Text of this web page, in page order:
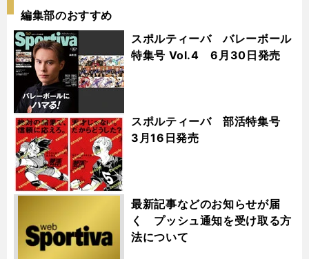
編集部のおすすめ
スポルティーバ バレーボール
特集号 Vol.4 6月30日発売
スポルティーバ 部活特集号
3月16日発売
最新記事などのお知らせが届
く プッシュ通知を受け取る方
法について